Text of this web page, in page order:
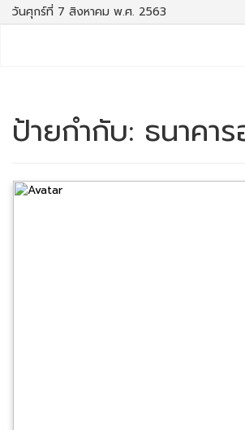
วันศุกร์ที่ 7 สิงหาคม พ.ศ. 2563
ป้ายกำกับ: ธนาคา